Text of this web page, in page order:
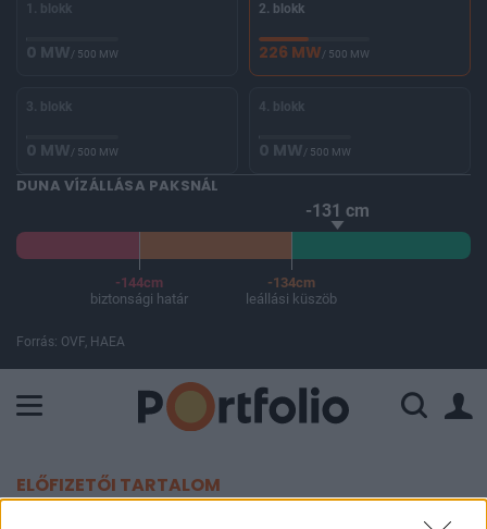
1. blokk
0 MW/ 500 MW
2. blokk
226 MW/ 500 MW
3. blokk
0 MW/ 500 MW
4. blokk
0 MW/ 500 MW
DUNA VÍZÁLLÁSA PAKSNÁL
-131 cm
-144cm
biztonsági határ
-134cm
leállási küszöb
Forrás: OVF, HAEA
ELŐFIZETŐI TARTALOM